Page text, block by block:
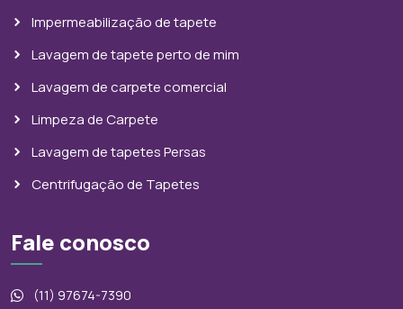
Impermeabilização de tapete
Lavagem de tapete perto de mim
Lavagem de carpete comercial
Limpeza de Carpete
Lavagem de tapetes Persas
Centrifugação de Tapetes
Fale conosco
(11) 97674-7390